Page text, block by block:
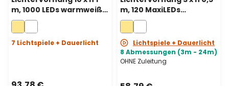
m, 1000 LEDs warmweiß,
weißes Kabel
7 Lichtspiele + Dauerlicht
m, 120 MaxiLEDs
warmweiß,
transparentes Kabel,
erweiterbar
Lichtspiele + Dauerlicht
8 Abmessungen (3m - 24m)
OHNE Zuleitung